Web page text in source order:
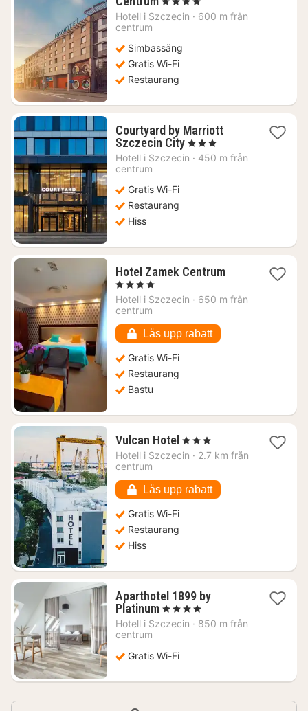
natt
kr.
Hotell i Szczecin · 600 m från
centrum
Simbassäng
Gratis Wi-Fi
Restaurang
Courtyard by Marriott
Szczecin City1
natt
, 3 Stjärnor
Hotell i Szczecin · 450 m från
centrum
Gratis Wi-Fi
Restaurang
Hiss
Hotel Zamek Centrum1
från
, 4 Stjärnor
Hotell i Szczecin · 650 m från
centrum
Lås upp rabatt
Gratis Wi-Fi
Restaurang
Bastu
Vulcan Hotel 1
natt
kr.
, 3 Stjärnor
Hotell i Szczecin · 2.7 km från
centrum
Lås upp rabatt
Gratis Wi-Fi
Restaurang
Hiss
Aparthotel 1899 by
Platinum1
natt
kr.
, 4 Stjärnor
Hotell i Szczecin · 850 m från
centrum
Gratis Wi-Fi